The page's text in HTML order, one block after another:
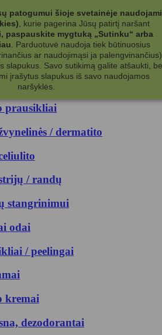
prakaito
prausikliai
/ dermatito
/ randų
stangrinimui
odai
/ peelingai
kremai
dezodorantai
patogumui šioje svetainėje naudojami
, kurie pagerina Jūsų patirtį naršant
paspauskite mygtuką „Sutinku“ arba
Parduotuvė naudoja tiek būtinuosius
ar naudojimąsi ja palengvinančius)
slapukus. Savo sutikimą galite atšaukti,
įrašytus slapukus iš savo naudojamos
naršyklės.